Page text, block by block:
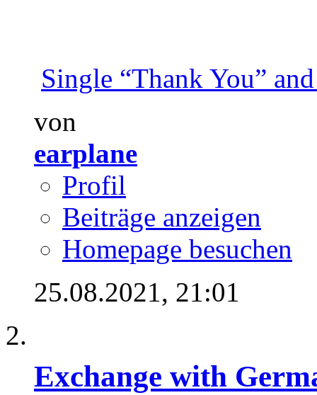
Single “Thank You”
von
earplane
Profil
Beiträge anzeigen
Homepage besuchen
25.08.2021, 21:01
Exchange with